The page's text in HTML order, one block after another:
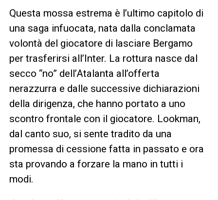
Questa mossa estrema è l’ultimo capitolo di
una saga infuocata, nata dalla conclamata
volontà del giocatore di lasciare Bergamo
per trasferirsi all’Inter. La rottura nasce dal
secco “no” dell’Atalanta all’offerta
nerazzurra e dalle successive dichiarazioni
della dirigenza, che hanno portato a uno
scontro frontale con il giocatore. Lookman,
dal canto suo, si sente tradito da una
promessa di cessione fatta in passato e ora
sta provando a forzare la mano in tutti i
modi.